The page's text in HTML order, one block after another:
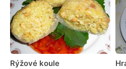
Rýžové koule